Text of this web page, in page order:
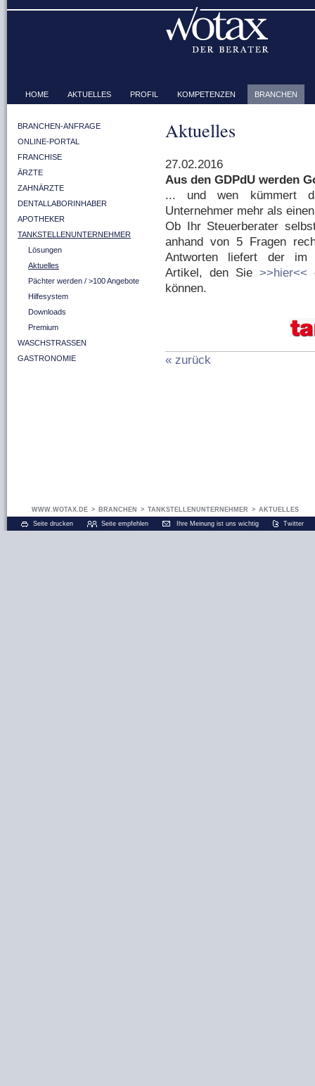
HOME AKTUELLES PROFIL KOMPETENZEN BRANCHEN
BRANCHEN-ANFRAGE
ONLINE-PORTAL
FRANCHISE
ÄRZTE
ZAHNÄRZTE
DENTALLABORINHABER
APOTHEKER
TANKSTELLENUNTERNEHMER
Lösungen
Aktuelles
Pächter werden / >100 Angebote
Hilfesystem
Downloads
Premium
WASCHSTRASSEN
GASTRONOMIE
Aktuelles
27.02.2016
Aus den GDPdU werden
... und wen kümmert
Unternehmer mehr als
Ob Ihr Steuerberater
anhand von 5 Fragen
Antworten liefert der im
Artikel, den Sie >>hier<<
können.
« zurück
WWW.WOTAX.DE > BRANCHEN > TANKSTELLENUNTERNEHMER > AKTUELLES
Seite drucken
Seite empfehlen Ihre Meinung ist uns wichtig Twitter